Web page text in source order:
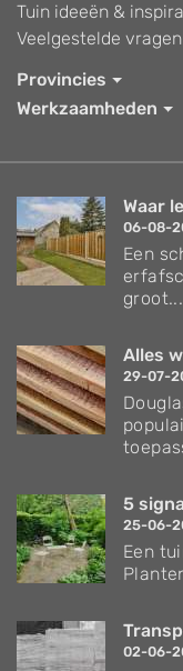
Tuin ideeën &
Veelgestelde vragen
Provincies
Werkzaamheden
Waar
06-08-
Een
groot...
Alles
29-07-
5
25-06-
Een
02-06-